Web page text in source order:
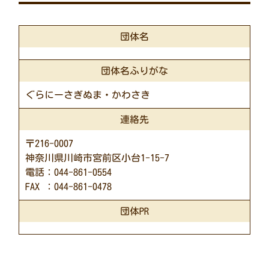
団体名
団体名ふりがな
ぐらにーさぎぬま・かわさき
連絡先
〒216-0007
神奈川県川崎市宮前区小台1-15-7
電話：044-861-0554
FAX ：044-861-0478
団体PR